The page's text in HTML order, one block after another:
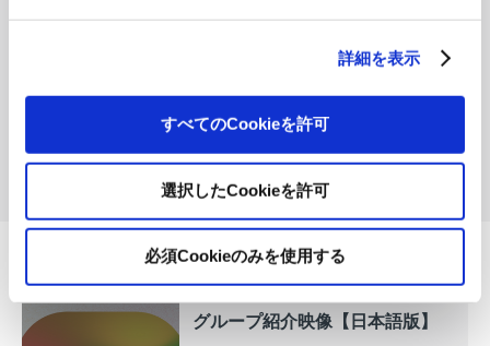
詳細を表示
すべてのCookieを許可
選択したCookieを許可
必須Cookieのみを使用する
ガバナンス
Investor Relations
Intergrated Report
OVOL LOOP
グループ紹介映像【日本語版】